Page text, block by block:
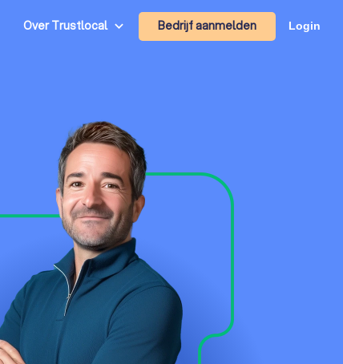
Over Trustlocal Bedrijf aanmelden Login